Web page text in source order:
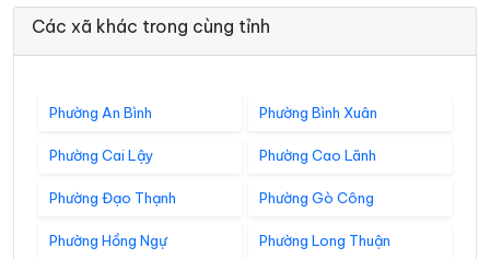
Các xã khác trong cùng tỉnh
Phường An Bình Phường Bình Xuân
Phường Cai Lậy Phường Cao Lãnh
Phường Đạo Thạnh Phường Gò Công
Phường Hồng Ngự Phường Long Thuận